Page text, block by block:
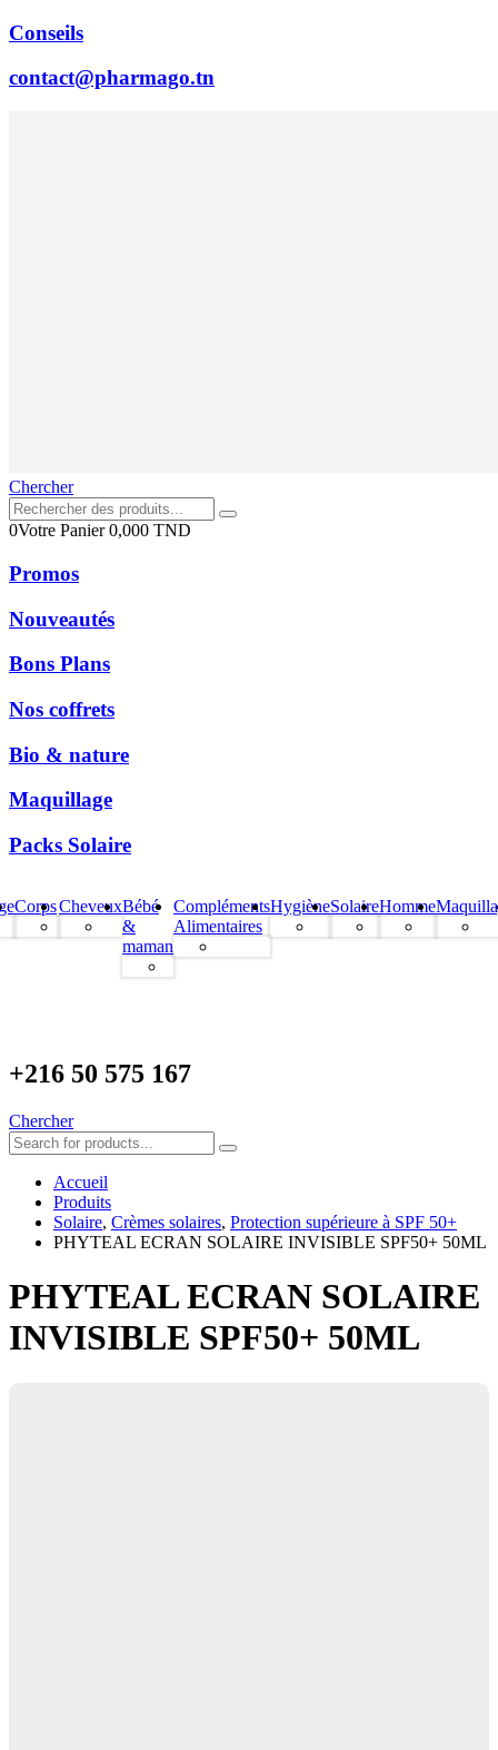
Conseils
contact@pharmago.tn
Chercher
0Votre Panier0,000 TND
Promos
Nouveautés
Bons Plans
Nos coffrets
Bio & nature
Maquillage
Packs Solaire
CorpsCheveuxBébé
&
maman
Compléments
Alimentaires
HygièneSolaireHomme
+216 50 575 167
Chercher
Accueil
Produits
Solaire, Crèmes solaires, Protection supérieure à SPF 50+
PHYTEAL ECRAN SOLAIRE INVISIBLE SPF50+ 50ML
PHYTEAL ECRAN SOLAIRE
INVISIBLE SPF50+ 50ML